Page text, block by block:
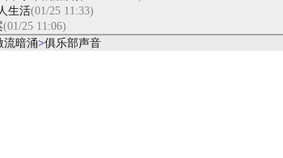
生活(01/25 11:33)
(01/25 11:06)
流暗涌>俱乐部声音